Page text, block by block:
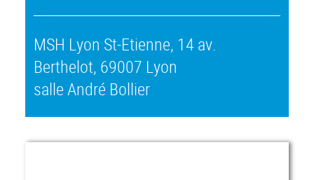
MSH Lyon St-Etienne, 14 av.
Berthelot, 69007 Lyon
salle André Bollier